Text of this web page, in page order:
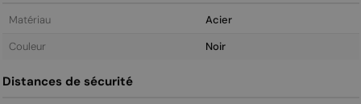
Matériau
Acier
Couleur
Noir
Distances de sécurité